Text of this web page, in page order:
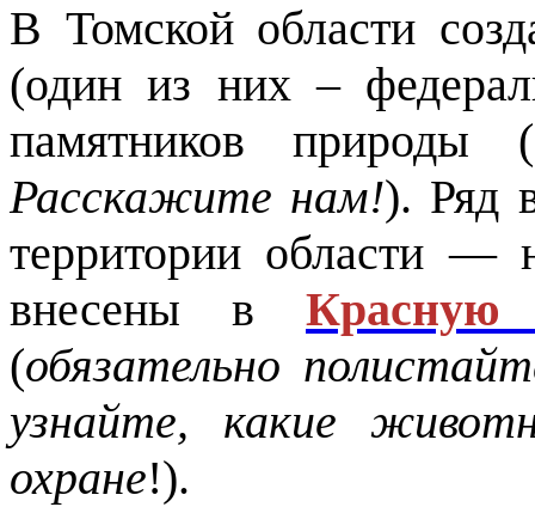
В Томской области
(один из них –
памятников природы (
Расскажите нам!). Ряд
территории области —
внесены в Красную
(обязательно
узнайте, какие
охране!).